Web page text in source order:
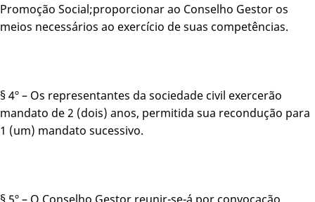
Promoção Social;proporcionar ao Conselho Gestor os
meios necessários ao exercício de suas competências.
§ 4º – Os representantes da sociedade civil exercerão
mandato de 2 (dois) anos, permitida sua recondução para
1 (um) mandato sucessivo.